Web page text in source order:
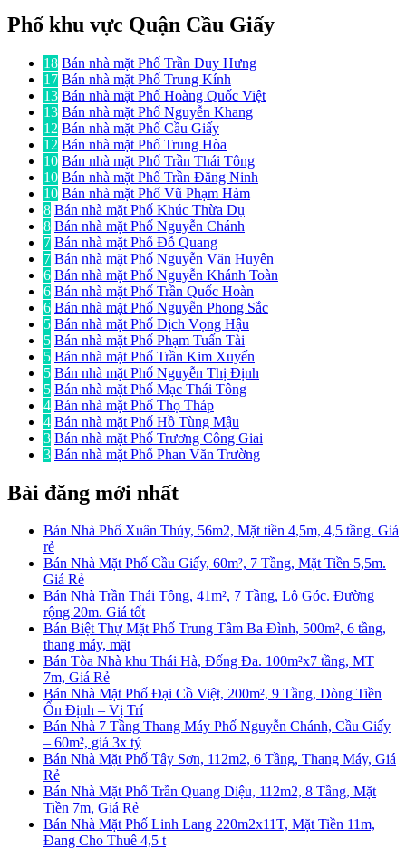
Phố khu vực Quận Cầu Giấy
18 Bán nhà mặt Phố Trần Duy Hưng
17 Bán nhà mặt Phố Trung Kính
13 Bán nhà mặt Phố Hoàng Quốc Việt
13 Bán nhà mặt Phố Nguyễn Khang
12 Bán nhà mặt Phố Cầu Giấy
12 Bán nhà mặt Phố Trung Hòa
10 Bán nhà mặt Phố Trần Thái Tông
10 Bán nhà mặt Phố Trần Đăng Ninh
10 Bán nhà mặt Phố Vũ Phạm Hàm
8 Bán nhà mặt Phố Khúc Thừa Dụ
8 Bán nhà mặt Phố Nguyễn Chánh
7 Bán nhà mặt Phố Đỗ Quang
7 Bán nhà mặt Phố Nguyễn Văn Huyên
6 Bán nhà mặt Phố Nguyễn Khánh Toàn
6 Bán nhà mặt Phố Trần Quốc Hoàn
6 Bán nhà mặt Phố Nguyễn Phong Sắc
5 Bán nhà mặt Phố Dịch Vọng Hậu
5 Bán nhà mặt Phố Phạm Tuấn Tài
5 Bán nhà mặt Phố Trần Kim Xuyến
5 Bán nhà mặt Phố Nguyễn Thị Định
5 Bán nhà mặt Phố Mạc Thái Tông
4 Bán nhà mặt Phố Thọ Tháp
4 Bán nhà mặt Phố Hồ Tùng Mậu
3 Bán nhà mặt Phố Trương Công Giai
3 Bán nhà mặt Phố Phan Văn Trường
Bài đăng mới nhất
Bán Nhà Phố Xuân Thủy, 56m2, Mặt tiền 4,5m, 4,5 tầng. Giá
rẻ
Bán Nhà Mặt Phố Cầu Giấy, 60m², 7 Tầng, Mặt Tiền 5,5m.
Giá Rẻ
Bán Nhà Trần Thái Tông, 41m², 7 Tầng, Lô Góc. Đường
rộng 20m. Giá tốt
Bán Biệt Thự Mặt Phố Trung Tâm Ba Đình, 500m², 6 tầng,
thang máy, mặt
Bán Tòa Nhà khu Thái Hà, Đống Đa. 100m²x7 tầng, MT
7m, Giá Rẻ
Bán Nhà Mặt Phố Đại Cồ Việt, 200m², 9 Tầng, Dòng Tiền
Ổn Định – Vị Trí
Bán Nhà 7 Tầng Thang Máy Phố Nguyễn Chánh, Cầu Giấy
– 60m², giá 3x tỷ
Bán Nhà Mặt Phố Tây Sơn, 112m2, 6 Tầng, Thang Máy, Giá
Rẻ
Bán Nhà Mặt Phố Trần Quang Diệu, 112m2, 8 Tầng, Mặt
Tiền 7m, Giá Rẻ
Bán Nhà Mặt Phố Linh Lang 220m2x11T, Mặt Tiền 11m,
Đang Cho Thuê 4,5 t